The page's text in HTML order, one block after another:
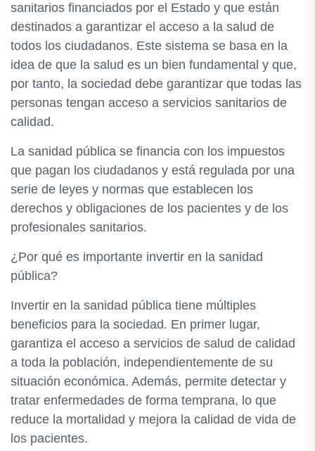
sanitarios financiados por el Estado y que están
destinados a garantizar el acceso a la salud de
todos los ciudadanos. Este sistema se basa en la
idea de que la salud es un bien fundamental y que,
por tanto, la sociedad debe garantizar que todas las
personas tengan acceso a servicios sanitarios de
calidad.
La sanidad pública se financia con los impuestos
que pagan los ciudadanos y está regulada por una
serie de leyes y normas que establecen los
derechos y obligaciones de los pacientes y de los
profesionales sanitarios.
¿Por qué es importante invertir en la sanidad
pública?
Invertir en la sanidad pública tiene múltiples
beneficios para la sociedad. En primer lugar,
garantiza el acceso a servicios de salud de calidad
a toda la población, independientemente de su
situación económica. Además, permite detectar y
tratar enfermedades de forma temprana, lo que
reduce la mortalidad y mejora la calidad de vida de
los pacientes.